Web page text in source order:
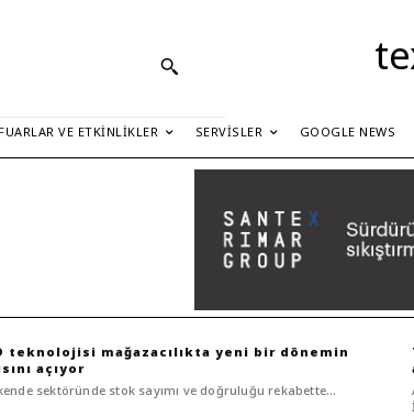
FUARLAR VE ETKINLIKLER SERVISLER GOOGLE NEWS
teknolojisi mağazacılıkta yeni bir dönemin
açıyor
sektöründe stok sayımı ve doğruluğu rekabette...